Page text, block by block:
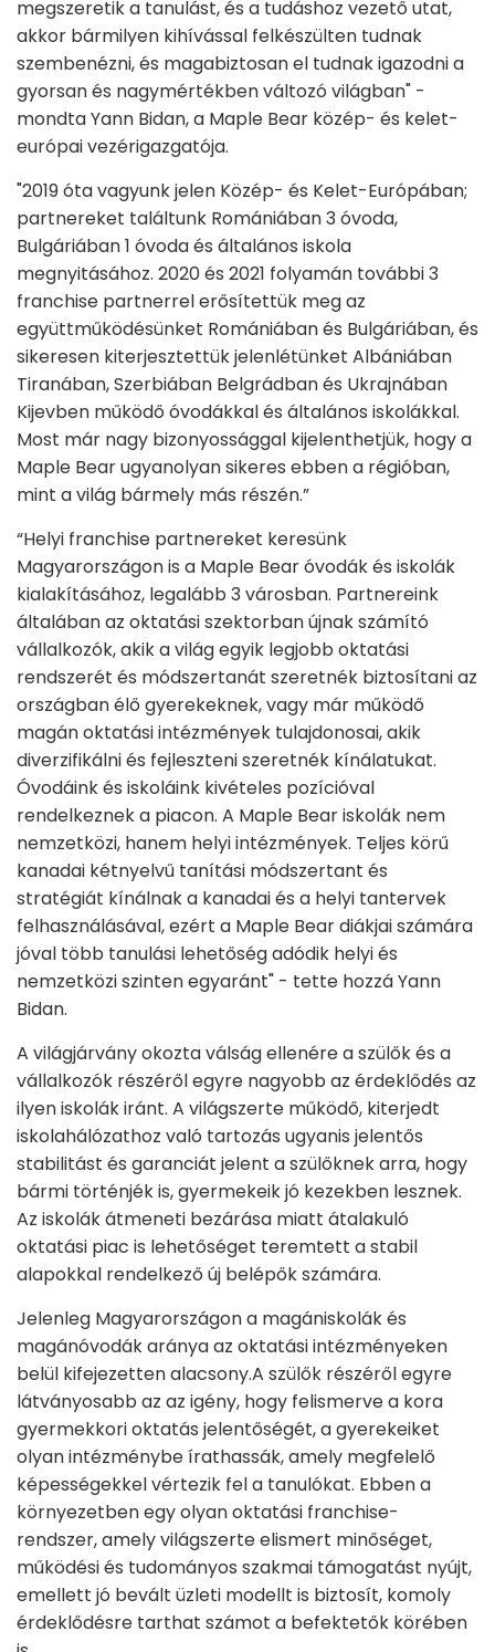
megszeretik a tanulást, és a tudáshoz vezető utat,
akkor bármilyen kihívással felkészülten tudnak
szembenézni, és magabiztosan el tudnak igazodni a
gyorsan és nagymértékben változó világban" -
mondta Yann Bidan, a Maple Bear közép- és kelet-
európai vezérigazgatója.
"2019 óta vagyunk jelen Közép- és Kelet-Európában;
partnereket találtunk Romániában 3 óvoda,
Bulgáriában 1 óvoda és általános iskola
megnyitásához. 2020 és 2021 folyamán további 3
franchise partnerrel erősítettük meg az
együttműködésünket Romániában és Bulgáriában, és
sikeresen kiterjesztettük jelenlétünket Albániában
Tiranában, Szerbiában Belgrádban és Ukrajnában
Kijevben működő óvodákkal és általános iskolákkal.
Most már nagy bizonyossággal kijelenthetjük, hogy a
Maple Bear ugyanolyan sikeres ebben a régióban,
mint a világ bármely más részén.”
“Helyi franchise partnereket keresünk
Magyarországon is a Maple Bear óvodák és iskolák
kialakításához, legalább 3 városban. Partnereink
általában az oktatási szektorban újnak számító
vállalkozók, akik a világ egyik legjobb oktatási
rendszerét és módszertanát szeretnék biztosítani az
országban élő gyerekeknek, vagy már működő
magán oktatási intézmények tulajdonosai, akik
diverzifikálni és fejleszteni szeretnék kínálatukat.
Óvodáink és iskoláink kivételes pozícióval
rendelkeznek a piacon. A Maple Bear iskolák nem
nemzetközi, hanem helyi intézmények. Teljes körű
kanadai kétnyelvű tanítási módszertant és
stratégiát kínálnak a kanadai és a helyi tantervek
felhasználásával, ezért a Maple Bear diákjai számára
jóval több tanulási lehetőség adódik helyi és
nemzetközi szinten egyaránt" - tette hozzá Yann
Bidan.
A világjárvány okozta válság ellenére a szülők és a
vállalkozók részéről egyre nagyobb az érdeklődés az
ilyen iskolák iránt. A világszerte működő, kiterjedt
iskolahálózathoz való tartozás ugyanis jelentős
stabilitást és garanciát jelent a szülőknek arra, hogy
bármi történjék is, gyermekeik jó kezekben lesznek.
Az iskolák átmeneti bezárása miatt átalakuló
oktatási piac is lehetőséget teremtett a stabil
alapokkal rendelkező új belépők számára.
Jelenleg Magyarországon a magániskolák és
magánóvodák aránya az oktatási intézményeken
belül kifejezetten alacsony.A szülők részéről egyre
látványosabb az az igény, hogy felismerve a kora
gyermekkori oktatás jelentőségét, a gyerekeiket
olyan intézménybe írathassák, amely megfelelő
képességekkel vértezik fel a tanulókat. Ebben a
környezetben egy olyan oktatási franchise-
rendszer, amely világszerte elismert minőséget,
működési és tudományos szakmai támogatást nyújt,
emellett jó bevált üzleti modellt is biztosít, komoly
érdeklődésre tarthat számot a befektetők körében